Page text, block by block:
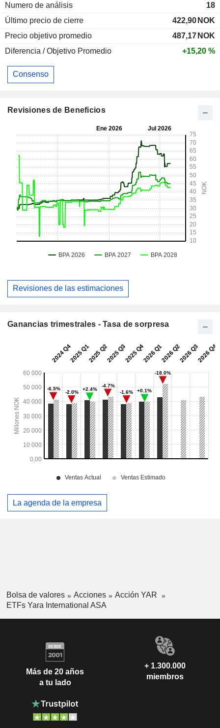
Numero de análisis
18
Último precio de cierre
422,90 NOK
Precio objetivo promedio
487,17 NOK
Diferencia / Objetivo Promedio
+15,20 %
Consenso
Revisiones de Beneficios
Revisiones de las estimaciones
Ganancias trimestrales - Tasa de sorpresa
La agenda de la empresa
Bolsa de valores Acciones
Acción YAR
ETFs Yara International ASA
Más de 20 años
a tu lado
+ 1.300.000
miembros